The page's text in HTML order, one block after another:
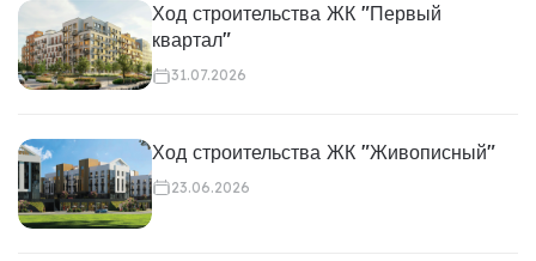
Ход строительства ЖК "Первый
квартал"
31.07.2026
Ход строительства ЖК "Живописный"
23.06.2026